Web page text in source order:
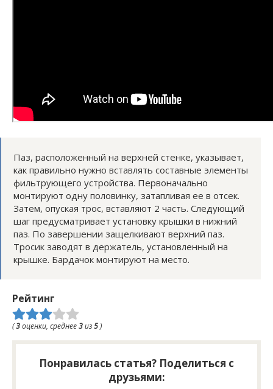
Паз, расположенный на верхней стенке, указывает,
как правильно нужно вставлять составные элементы
фильтрующего устройства. Первоначально
монтируют одну половинку, затапливая ее в отсек.
Затем, опуская трос, вставляют 2 часть. Следующий
шаг предусматривает установку крышки в нижний
паз. По завершении защелкивают верхний паз.
Тросик заводят в держатель, установленный на
крышке. Бардачок монтируют на место.
Рейтинг
(3оценки, среднее3из5)
Понравилась статья? Поделиться с
друзьями: